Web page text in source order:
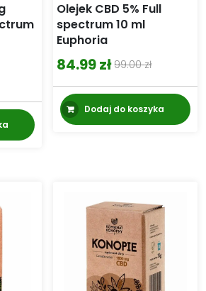
Olejek CBD 5% Full
spectrum 10 ml
Euphoria
99.00zł
Pierwotna
cena
wynosiła:
84.99zł
Aktualna
cena
wynosi:Dodaj do koszyka